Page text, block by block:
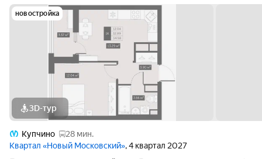
новостройка
3D-тур
Купчино
28 мин.
Квартал «Новый Московский», 4 квартал 2027